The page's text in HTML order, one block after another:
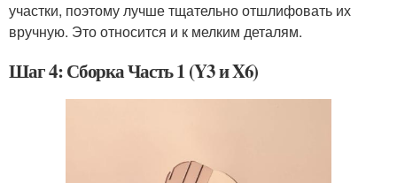
участки, поэтому лучше тщательно отшлифовать их
вручную. Это относится и к мелким деталям.
Шаг 4: Сборка Часть 1 (Y3 и X6)